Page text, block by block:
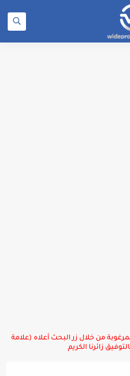
من خلال زر البحث أعلاه (علامة
زائرنا الكريم